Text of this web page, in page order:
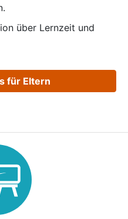
über Lernzeit und
für Eltern